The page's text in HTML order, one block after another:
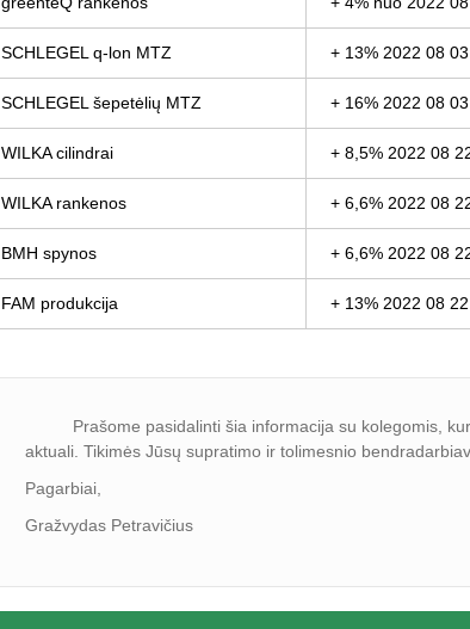
SCHLEGEL q-lon MTZ + 13% 2022 08
SCHLEGEL šepetėlių MTZ + 16% 2022 08
WILKA cilindrai + 8,5% 2022 08
WILKA rankenos + 6,6% 2022 08
BMH spynos + 6,6% 2022 08
FAM produkcija + 13% 2022 08 22
Prašome pasidalinti šia informacija su kolegomis,
aktuali. Tikimės Jūsų supratimo ir tolimesnio
Pagarbiai,
Gražvydas Petravičius